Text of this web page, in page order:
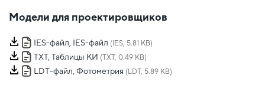
Модели для проектировщиков
IES-файл, IES-файл (IES, 5.81 KB)
TXT, Таблицы КИ (TXT, 0.49 KB)
LDT-файл, Фотометрия (LDT, 5.89 KB)